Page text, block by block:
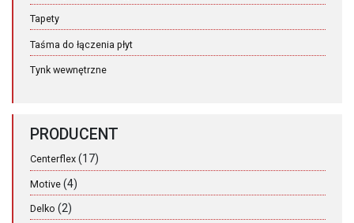
Tapety
Taśma do łączenia płyt
Tynk wewnętrzne
PRODUCENT
Centerflex (17)
Motive (4)
Delko (2)